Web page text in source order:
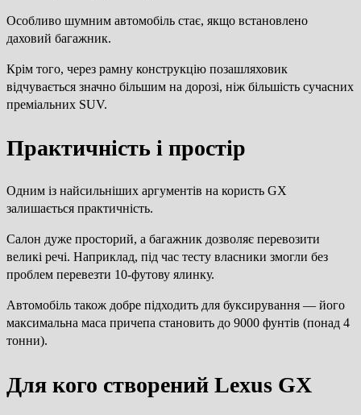
Особливо шумним автомобіль стає, якщо встановлено
даховий багажник.
Крім того, через рамну конструкцію позашляховик
відчувається значно більшим на дорозі, ніж більшість сучасних
преміальних SUV.
Практичність і простір
Одним із найсильніших аргументів на користь GX
залишається практичність.
Салон дуже просторий, а багажник дозволяє перевозити
великі речі. Наприклад, під час тесту власники змогли без
проблем перевезти 10-футову ялинку.
Автомобіль також добре підходить для буксирування — його
максимальна маса причепа становить до 9000 фунтів (понад 4
тонни).
Для кого створений Lexus GX